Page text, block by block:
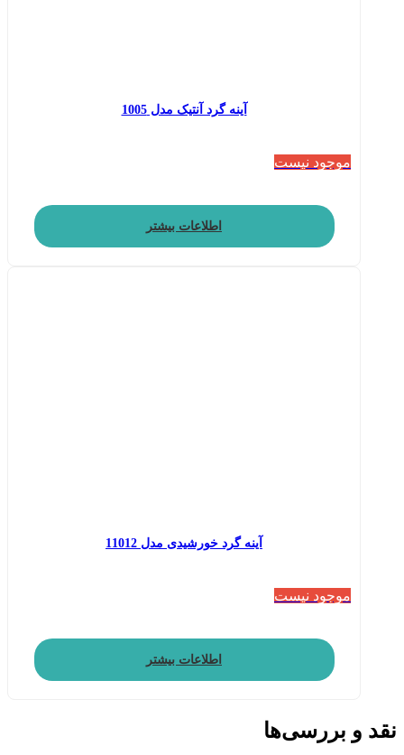
آینه گرد آنتیک مدل 1005
موجود نیست
اطلاعات بیشتر
آینه گرد خورشیدی مدل 11012
موجود نیست
اطلاعات بیشتر
نقد و بررسی‌ها